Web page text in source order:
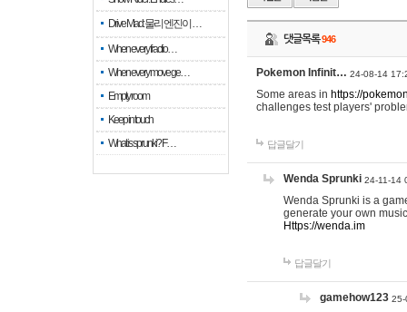
Drive Mad: 물리 엔진이 …
When every fractio…
When every move ge…
Empty room
Keep in touch
What is sprunki? F…
댓글목록946
Pokemon Infinit… 24-08-14
Some areas in https://
challenges test players'
답글달기
Wenda Sprunki 24-11-14
Wenda Sprunki is a
generate your own
Https://wenda.im
답글달기
gamehow123 25-